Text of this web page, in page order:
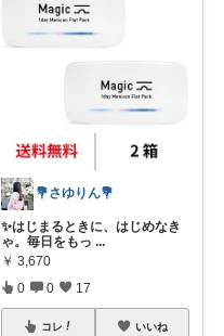
💐さゆりん💐
✨はじまるときに、はじめなき
ゃ。毎日をもっ ...
￥ 3,670
0 0 17
コレ いいね